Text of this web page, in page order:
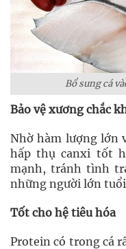
Bổ sung cá
Bảo vệ xương chắc
Nhờ hàm lượng lớn
hấp thụ canxi tốt
mạnh, tránh tình
những người lớn
Tốt cho hệ tiêu hóa
Protein có trong cá